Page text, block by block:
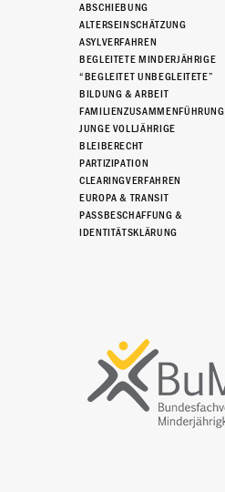
ABSCHIEBUNG
ALTERSEINSCHÄTZUNG
ASYLVERFAHREN
BEGLEITETE MINDERJÄHRIGE
“BEGLEITET UNBEGLEITETE”
BILDUNG & ARBEIT
FAMILIENZUSAMMENFÜHRUNG
JUNGE VOLLJÄHRIGE
BLEIBERECHT
PARTIZIPATION
CLEARINGVERFAHREN
EUROPA & TRANSIT
PASSBESCHAFFUNG &
IDENTITÄTSKLÄRUNG